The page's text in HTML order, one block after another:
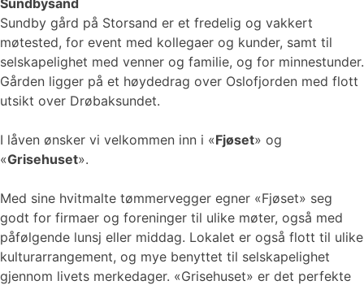
Sundby gård på Storsand er et fredelig og vakkert
møtested, for event med kollegaer og kunder, samt til
selskapelighet med venner og familie, og for minnestunder.
Gården ligger på et høydedrag over Oslofjorden med flott
utsikt over Drøbaksundet.
I låven ønsker vi velkommen inn i «Fjøset» og
«Grisehuset».
Med sine hvitmalte tømmervegger egner «Fjøset» seg
godt for firmaer og foreninger til ulike møter, også med
påfølgende lunsj eller middag. Lokalet er også flott til ulike
kulturarrangement, og mye benyttet til selskapelighet
gjennom livets merkedager. «Grisehuset» er det perfekte